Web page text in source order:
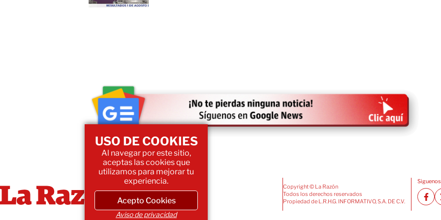
Copyright © La Razón
Todos los derechos reservados
Propiedad de L.R.H.G. INFORMATIVO, S.A. DE C.V.
USO DE COOKIES
Al navegar por este sitio,
aceptas las cookies que
utilizamos para mejorar tu
experiencia.
Acepto Cookies
Aviso de privacidad